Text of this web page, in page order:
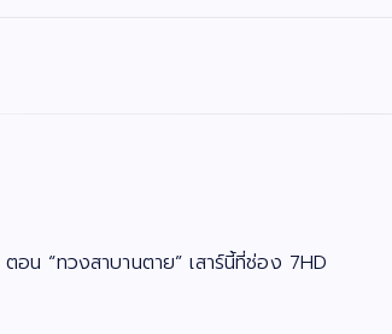
อน “ทวงสาบานตาย” เสาร์นี้ที่ช่อง 7HD